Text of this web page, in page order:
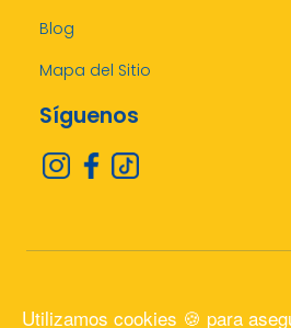
Blog
Mapa del Sitio
Síguenos
Utilizamos cookies 🍪 para